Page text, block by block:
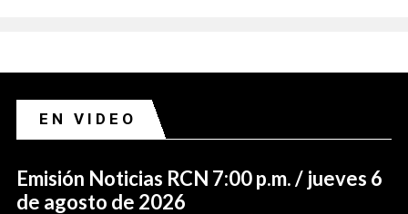
EN VIDEO
Emisión Noticias RCN 7:00 p.m. / jueves 6
de agosto de 2026